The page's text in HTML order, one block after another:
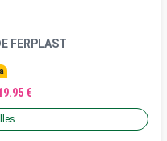
FERPLAST
€